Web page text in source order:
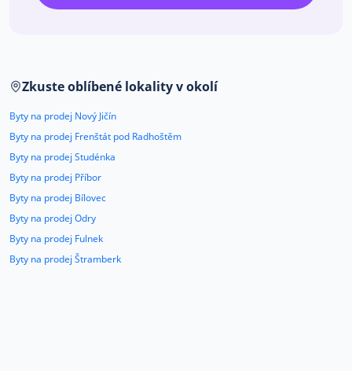
O nás
Kariéra
Kontakt
Zkuste oblíbené lokality v okolí
Byty na prodej Nový Jičín
Byty na prodej Frenštát pod Radhoštěm
Byty na prodej Studénka
Byty na prodej Příbor
Byty na prodej Bílovec
Byty na prodej Odry
Byty na prodej Fulnek
Byty na prodej Štramberk